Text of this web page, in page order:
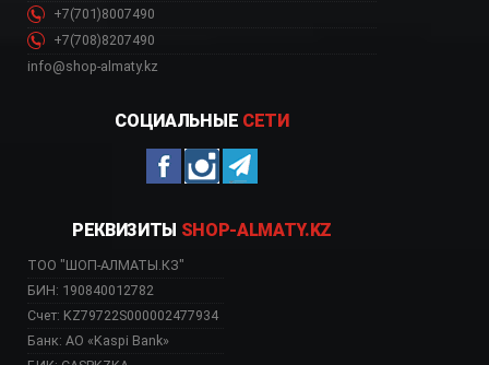
+7(701)8007490
+7(708)8207490
info@shop-almaty.kz
СОЦИАЛЬНЫЕ СЕТИ
РЕКВИЗИТЫ SHOP-ALMATY.KZ
ТОО "ШОП-АЛМАТЫ.КЗ"
БИН: 190840012782
Счет: KZ79722S000002477934
Банк: АО «Kaspi Bank»